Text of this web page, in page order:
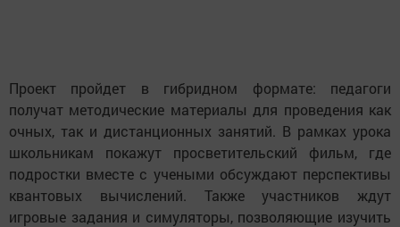
Проект пройдет в гибридном формате: педагоги
получат методические материалы для проведения как
очных, так и дистанционных занятий. В рамках урока
школьникам покажут просветительский фильм, где
подростки вместе с учеными обсуждают перспективы
квантовых вычислений. Также участников ждут
игровые задания и симуляторы, позволяющие изучить